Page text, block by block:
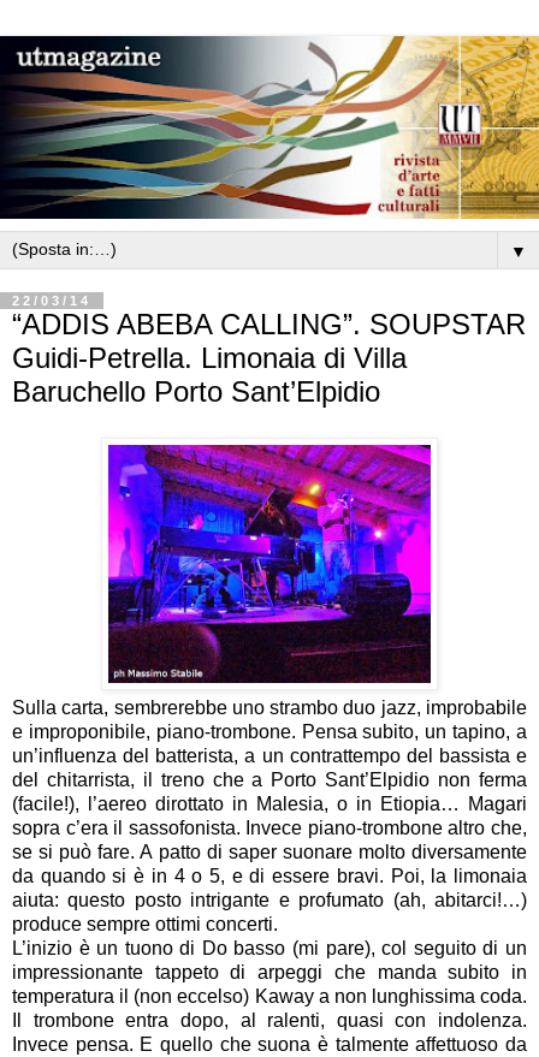
▼
22/03/14
“ADDIS ABEBA CALLING”. SOUPSTAR
Guidi-Petrella. Limonaia di Villa
Baruchello Porto Sant’Elpidio
Sulla carta, sembrerebbe uno strambo duo jazz, improbabile
e improponibile, piano-trombone. Pensa subito, un tapino, a
un’influenza del batterista, a un contrattempo del bassista e
del chitarrista, il treno che a Porto Sant’Elpidio non ferma
(facile!), l’aereo dirottato in Malesia, o in Etiopia… Magari
sopra c’era il sassofonista. Invece piano-trombone altro che,
se si può fare. A patto di saper suonare molto diversamente
da quando si è in 4 o 5, e di essere bravi. Poi, la limonaia
aiuta: questo posto intrigante e profumato (ah, abitarci!…)
produce sempre ottimi concerti.
L’inizio è un tuono di Do basso (mi pare), col seguito di un
impressionante tappeto di arpeggi che manda subito in
temperatura il (non eccelso) Kaway a non lunghissima coda.
Il trombone entra dopo, al ralenti, quasi con indolenza.
Invece pensa. E quello che suona è talmente affettuoso da